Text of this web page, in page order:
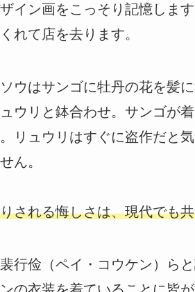
イン画をこっそり記憶しま
れて店を去ります。
ウはサンゴに牡丹の花を髪
ウリと鉢合わせ。サンゴが
リュウリはすぐに盗作だと
ん。
される悔しさは、現代でも
行俭（ペイ・コウケン）ら